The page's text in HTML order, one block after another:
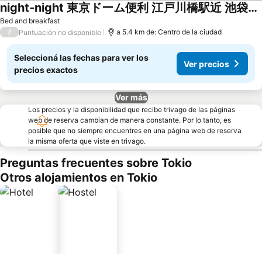
Bed and breakfast
night-night 東京ドーム便利 江戸川橋駅近 池袋銀座直通 商店街徒歩圏内
/ Puntuación no disponible a 5.4 km de: Centro de la ciudad
Seleccioná las fechas para ver los
precios exactos
Ver precios
Ver más
Los precios y la disponibilidad que recibe trivago de las páginas
web de reserva cambian de manera constante. Por lo tanto, es
posible que no siempre encuentres en una página web de reserva
la misma oferta que viste en trivago.
Preguntas frecuentes sobre Tokio
Otros alojamientos en Tokio